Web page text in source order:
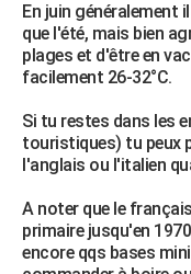
En juin généralement
que l'été, mais bien
plages et d'être en
facilement 26-32°C.
Si tu restes dans les
touristiques) tu peux
l'anglais ou l'italien
A noter que le
primaire jusqu'en
encore qqs bases